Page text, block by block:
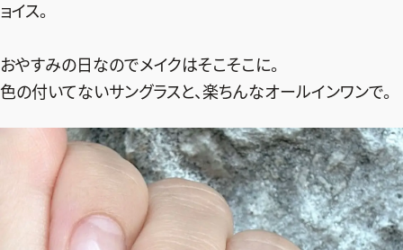
ョイス。
おやすみの日なのでメイクはそこそこに。
色の付いてないサングラスと、楽ちんなオールインワンで。